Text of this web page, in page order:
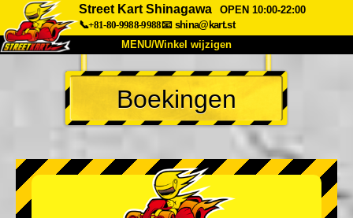
Street Kart Shinagawa
OPEN 10:00-22:00
📞+81-80-9988-9988📧 shina@kart.st
MENU/Winkel wijzigen
TOP
Over Specificaties Prijzen
Bedrijf Boekingen
Winkel wijzigen
Tokyo Shinagawa Tokyo Akihabara#1
Boekingen